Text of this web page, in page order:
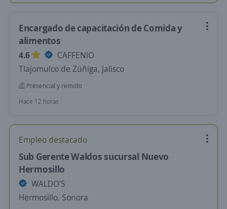
Encargado de capacitación de Comida y
alimentos
4.6
CAFFENIO
Tlajomulco de Zúñiga, Jalisco
Presencial y remoto
Hace 12 horas
Empleo destacado
Sub Gerente Waldos sucursal Nuevo
Hermosillo
WALDO'S
Hermosillo, Sonora